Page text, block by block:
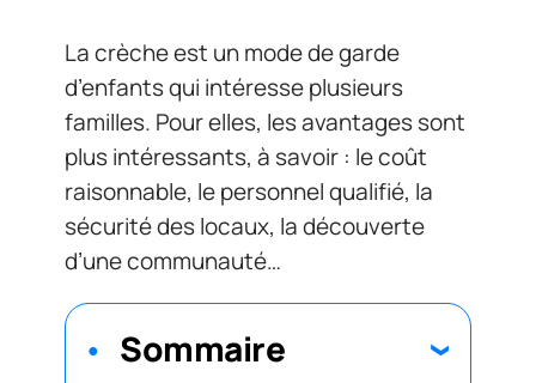
La crèche est un mode de garde
d’enfants qui intéresse plusieurs
familles. Pour elles, les avantages sont
plus intéressants, à savoir : le coût
raisonnable, le personnel qualifié, la
sécurité des locaux, la découverte
d’une communauté…
Sommaire